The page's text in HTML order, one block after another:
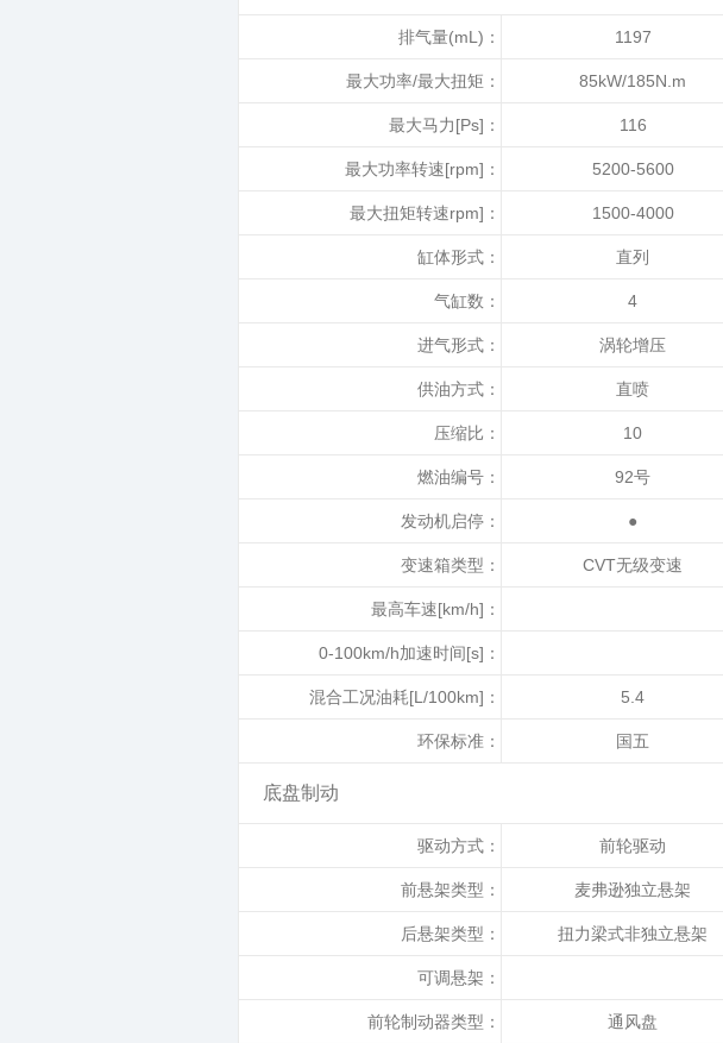
排气量(mL)： 1197
最大功率/最大扭矩： 85kW/185N.m
最大马力[Ps]： 116
最大功率转速[rpm]： 5200-5600
最大扭矩转速rpm]： 1500-4000
缸体形式： 直列
气缸数： 4
进气形式： 涡轮增压
供油方式： 直喷
压缩比： 10
燃油编号： 92号
发动机启停： ●
变速箱类型： CVT无级变速
最高车速[km/h]：
0-100km/h加速时间[s]：
混合工况油耗[L/100km]： 5.4
环保标准： 国五
底盘制动
驱动方式： 前轮驱动
前悬架类型： 麦弗逊独立悬架
后悬架类型： 扭力梁式非独立悬架
可调悬架：
前轮制动器类型： 通风盘